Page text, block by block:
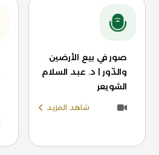
صور في بيع الأرضين
والدّور | د. عبد السلام
الشويعر
شاهد المزيد